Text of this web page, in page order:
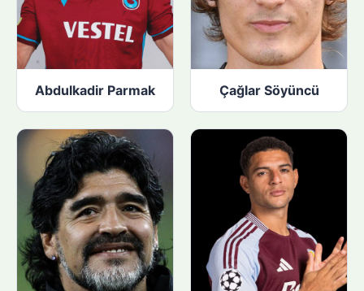
Abdulkadir Parmak Çağlar Söyüncü